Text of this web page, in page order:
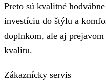
Preto sú kvalitné
investíciu do štýlu a
doplnkom, ale aj
kvalitu.
Zákaznícky servis